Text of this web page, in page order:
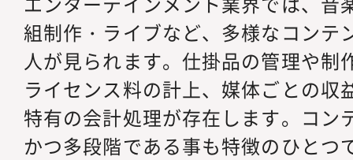
組制作・ライブなど、多様なコンテ
人が見られます。仕掛品の管理や制
ライセンス料の計上、媒体ごとの収
特有の会計処理が存在します。コン
かつ多段階である事も特徴のひとつ